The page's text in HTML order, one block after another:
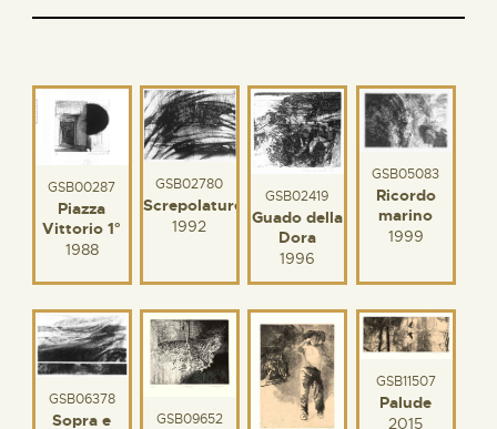
GSB00287
Piazza
Vittorio 1°
1988
GSB02780
Screpolature
1992
GSB02419
Guado della
Dora
1996
GSB05083
Ricordo
marino
1999
GSB06378
Sopra e
GSB09652
GSB11507
Palude
2015